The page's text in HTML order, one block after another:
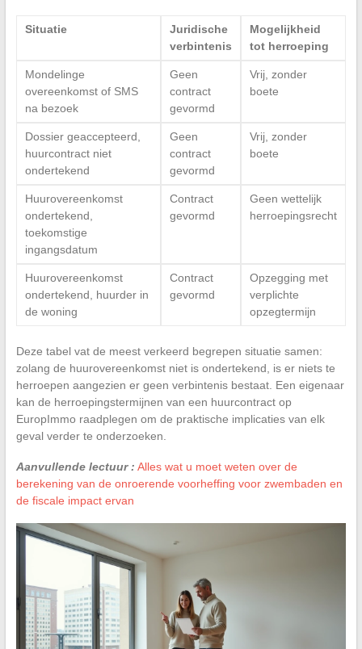
Situatie
Juridische
verbintenis
Mogelijkheid
tot herroeping
Mondelinge
overeenkomst of SMS
na bezoek
Geen
contract
gevormd
Vrij, zonder
boete
Dossier geaccepteerd,
huurcontract niet
ondertekend
Geen
contract
gevormd
Vrij, zonder
boete
Huurovereenkomst
ondertekend,
toekomstige
ingangsdatum
Contract
gevormd
Geen wettelijk
herroepingsrecht
Huurovereenkomst
ondertekend, huurder in
de woning
Contract
gevormd
Opzegging met
verplichte
opzegtermijn
Deze tabel vat de meest verkeerd begrepen situatie samen:
zolang de huurovereenkomst niet is ondertekend, is er niets te
herroepen aangezien er geen verbintenis bestaat. Een eigenaar
kan de herroepingstermijnen van een huurcontract op
EuropImmo raadplegen om de praktische implicaties van elk
geval verder te onderzoeken.
Aanvullende lectuur : Alles wat u moet weten over de
berekening van de onroerende voorheffing voor zwembaden en
de fiscale impact ervan